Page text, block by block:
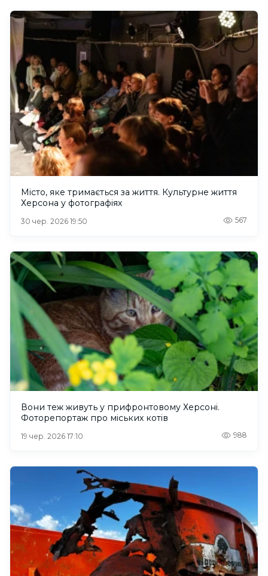
Місто, яке тримається за життя. Культурне життя
Херсона у фотографіях
30 чер. 2026 19:50 567
Вони теж живуть у прифронтовому Херсоні.
Фоторепортаж про міських котів
19 чер. 2026 17:10 988